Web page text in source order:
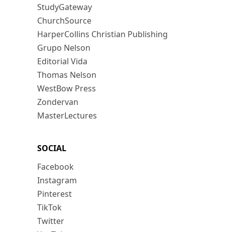
StudyGateway
ChurchSource
HarperCollins Christian Publishing
Grupo Nelson
Editorial Vida
Thomas Nelson
WestBow Press
Zondervan
MasterLectures
SOCIAL
Facebook
Instagram
Pinterest
TikTok
Twitter